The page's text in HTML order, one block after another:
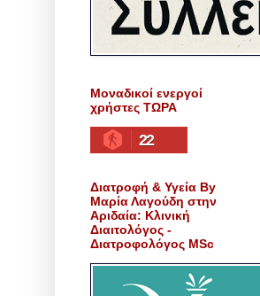
Μοναδικοί ενεργοί
χρήστες ΤΩΡΑ
22
Διατροφή & Υγεία By
Μαρία Λαγούδη στην
Αριδαία: Κλινική
Διαιτολόγος -
Διατροφολόγος MSc